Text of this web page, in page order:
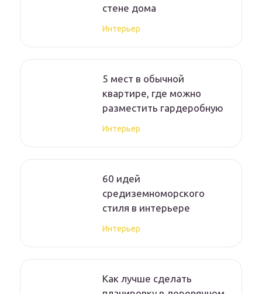
стене дома
Интерьер
5 мест в обычной
квартире, где можно
разместить гардеробную
Интерьер
60 идей
средиземноморского
стиля в интерьере
Интерьер
Как лучше сделать